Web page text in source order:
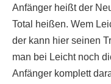
Anfänger heißt der
Total heißen. Wem
der kann hier seinen
man bei Leicht noch
Anfänger komplett